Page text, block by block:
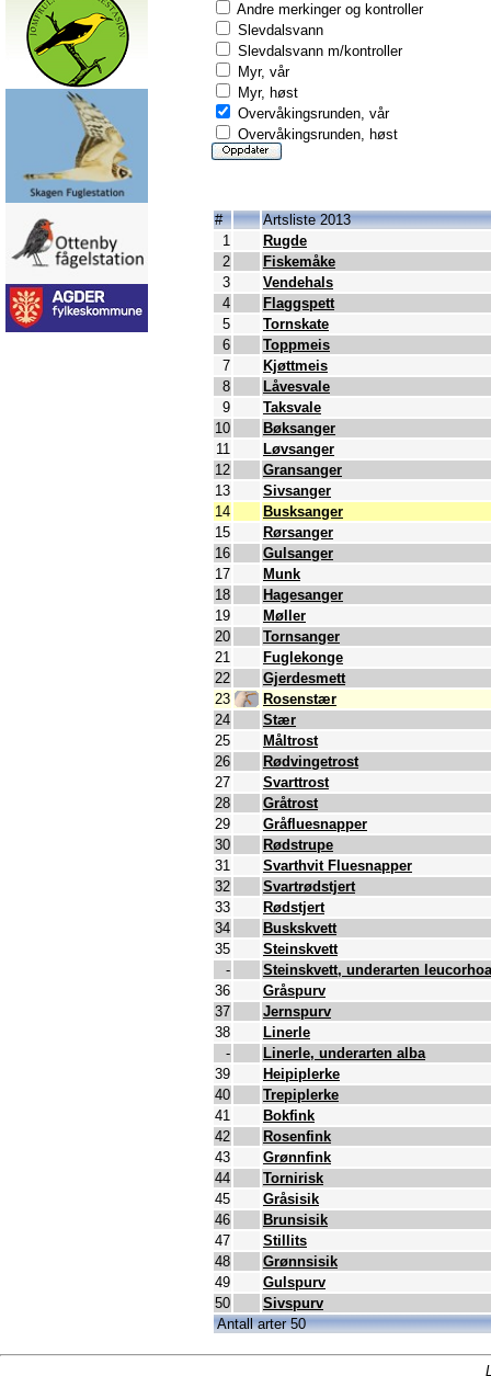
Andre merkinger og kontroller
Slevdalsvann
Slevdalsvann m/kontroller
Myr, vår
Myr, høst
Overvåkingsrunden, vår
Overvåkingsrunden, høst
#
Artsliste 2013
1
Rugde
2
Fiskemåke
3
Vendehals
4
Flaggspett
5
Tornskate
6
Toppmeis
7
Kjøttmeis
8
Låvesvale
9
Taksvale
10
Bøksanger
11
Løvsanger
12
Gransanger
13
Sivsanger
14
Busksanger
15
Rørsanger
16
Gulsanger
17
Munk
18
Hagesanger
19
Møller
20
Tornsanger
21
Fuglekonge
22
Gjerdesmett
23
Rosenstær
24
Stær
25
Måltrost
26
Rødvingetrost
27
Svarttrost
28
Gråtrost
29
Gråfluesnapper
30
Rødstrupe
31
Svarthvit Fluesnapper
32
Svartrødstjert
33
Rødstjert
34
Buskskvett
35
Steinskvett
-
Steinskvett, underarten leucorhoa
36
Gråspurv
37
Jernspurv
38
Linerle
-
Linerle, underarten alba
39
Heipiplerke
40
Trepiplerke
41
Bokfink
42
Rosenfink
43
Grønnfink
44
Tornirisk
45
Gråsisik
46
Brunsisik
47
Stillits
48
Grønnsisik
49
Gulspurv
50
Sivspurv
Antall arter 50